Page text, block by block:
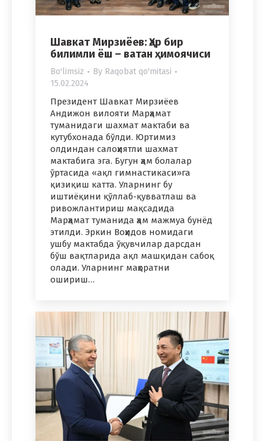
Шавкат Мирзиёев: Ҳар бир
билимли ёш – ватан ҳимоячиси
Bo'limsiz By Raqobat qo'mitasi
15.02.2024
Президент Шавкат Мирзиёев
Андижон вилояти Марҳамат
туманидаги шахмат мактаби ва
кутубхонада бўлди. Юртимиз
олдиндан салоҳиятли шахмат
мактабига эга. Бугун ҳам болалар
ўртасида «ақл гимнастикаси»га
қизиқиш катта. Уларнинг бу
иштиёқини қўллаб-қувватлаш ва
ривожлантириш мақсадида
Марҳамат туманида ҳам мажмуа бунёд
этилди. Эркин Воҳидов номидаги
ушбу мактабда ўқувчилар дарсдан
бўш вақтларида ақл машқидан сабоқ
олади. Уларнинг маҳоратни
ошириш…